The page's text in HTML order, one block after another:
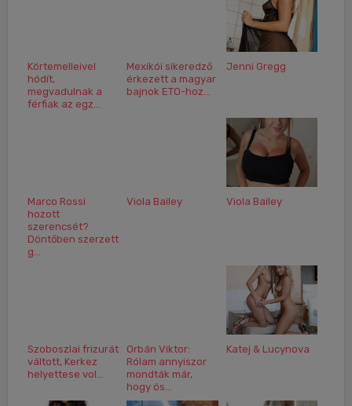
Körtemelleivel
hódít,
megvadulnak a
férfiak az egz...
Mexikói sikeredző
érkezett a magyar
bajnok ETO-hoz...
Jenni Gregg
Marco Rossi
hozott
szerencsét?
Döntőben szerzett
g...
Viola Bailey Viola Bailey
Szoboszlai frizurát
váltott, Kerkez
helyettese vol...
Orbán Viktor:
Rólam annyiszor
mondták már,
hogy ös...
Katej & Lucynova